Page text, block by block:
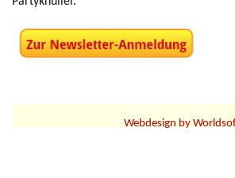
Webdesign by